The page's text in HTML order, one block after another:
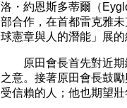
洛・約恩斯多蒂爾（
部合作，在首都雷克雅
球憲章與人的潛能」展的
原田會長首先對近期
之意。接著原田會長鼓
受信賴的人；他也期望